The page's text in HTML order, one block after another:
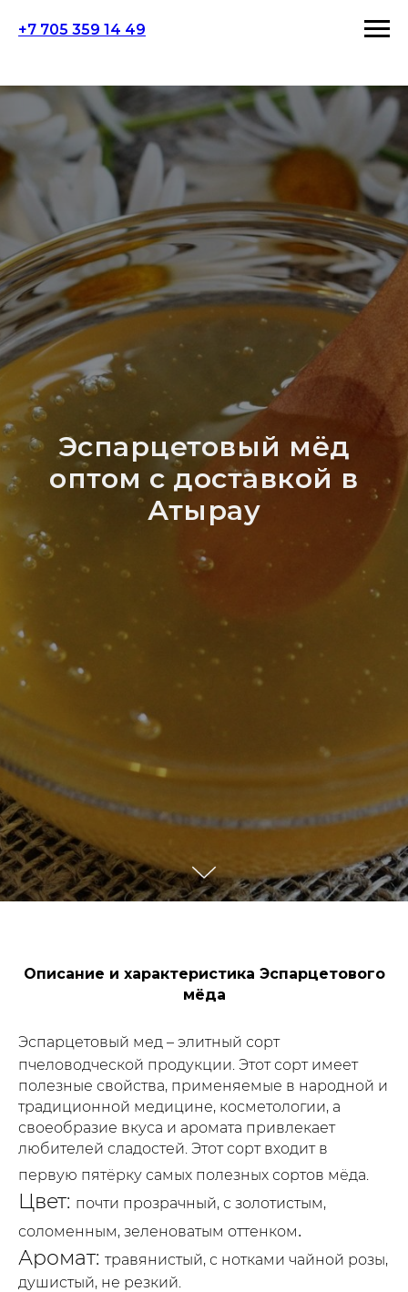
+7 705 359 14 49
Эспарцетовый мёд
оптом с доставкой в
Атырау
Описание и характеристика Эспарцетового
мёда
Эспарцетовый мед – элитный сорт
пчеловодческой продукции. Этот сорт имеет
полезные свойства, применяемые в народной и
традиционной медицине, косметологии, а
своеобразие вкуса и аромата привлекает
любителей сладостей. Этот сорт входит в
первую пятёрку самых полезных сортов мёда.
Цвет: почти прозрачный, с золотистым,
соломенным, зеленоватым оттенком.
Аромат: травянистый, с нотками чайной розы,
душистый, не резкий.